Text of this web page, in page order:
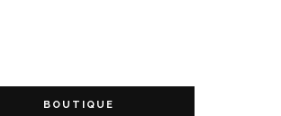
BOUTIQUE